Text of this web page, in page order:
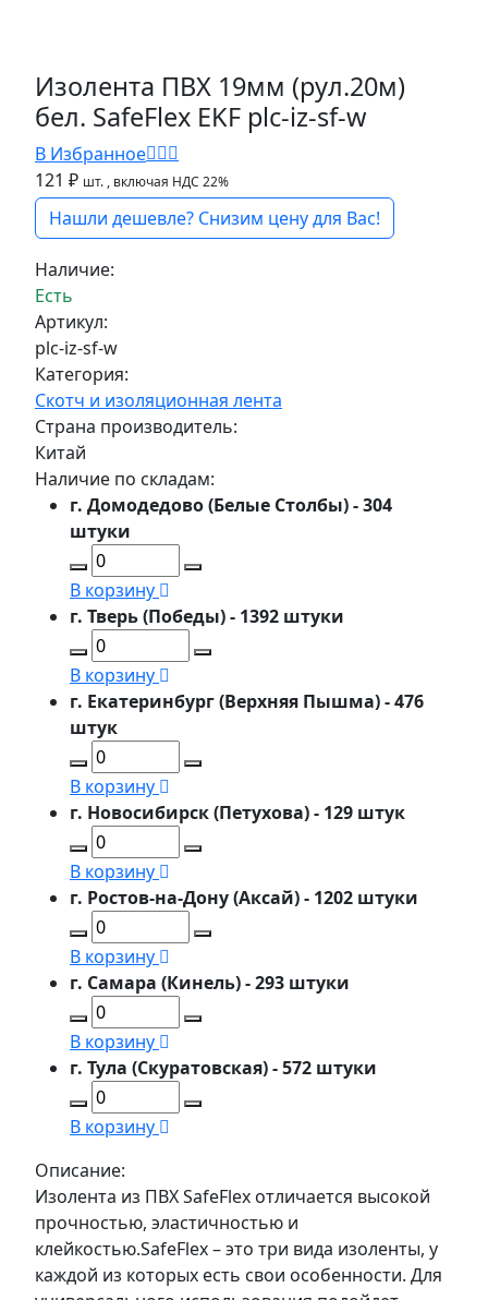
Изолента ПВХ 19мм (рул.20м)
бел. SafeFlex EKF plc-iz-sf-w
В Избранное
121 ₽ шт. , включая НДС 22%
Нашли дешевле? Снизим цену для Вас!
Наличие:
Есть
Артикул:
plc-iz-sf-w
Категория:
Скотч и изоляционная лента
Страна производитель:
Китай
Наличие по складам:
г. Домодедово (Белые Столбы) - 304
штуки
В корзину
г. Тверь (Победы) - 1392 штуки
В корзину
г. Екатеринбург (Верхняя Пышма) - 476
штук
В корзину
г. Новосибирск (Петухова) - 129 штук
В корзину
г. Ростов-на-Дону (Аксай) - 1202 штуки
В корзину
г. Самара (Кинель) - 293 штуки
В корзину
г. Тула (Скуратовская) - 572 штуки
В корзину
Описание:
Изолента из ПВХ SafeFlex отличается высокой
прочностью, эластичностью и
клейкостью.SafeFlex – это три вида изоленты, у
каждой из которых есть свои особенности. Для